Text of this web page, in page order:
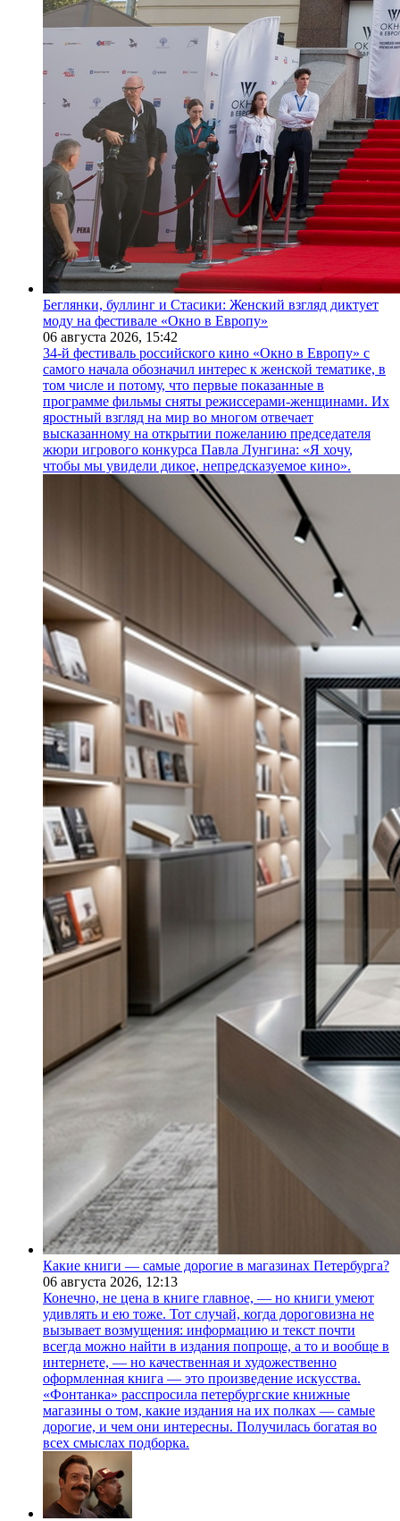
Беглянки, буллинг и Стасики: Женский взгляд диктует
моду на фестивале «Окно в Европу»
06 августа 2026, 15:42
34-й фестиваль российского кино «Окно в Европу» с
самого начала обозначил интерес к женской тематике, в
том числе и потому, что первые показанные в
программе фильмы сняты режиссерами-женщинами. Их
яростный взгляд на мир во многом отвечает
высказанному на открытии пожеланию председателя
жюри игрового конкурса Павла Лунгина: «Я хочу,
чтобы мы увидели дикое, непредсказуемое кино».
Какие книги — самые дорогие в магазинах Петербурга?
06 августа 2026, 12:13
Конечно, не цена в книге главное, — но книги умеют
удивлять и ею тоже. Тот случай, когда дороговизна не
вызывает возмущения: информацию и текст почти
всегда можно найти в издания попроще, а то и вообще в
интернете, — но качественная и художественно
оформленная книга — это произведение искусства.
«Фонтанка» расспросила петербургские книжные
магазины о том, какие издания на их полках — самые
дорогие, и чем они интересны. Получилась богатая во
всех смыслах подборка.